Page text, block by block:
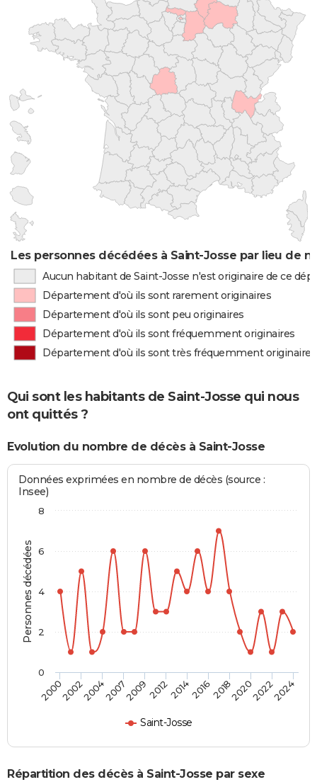
Les personnes décédées à Saint-Josse par lieu de
Aucun habitant de Saint-Josse n'est originaire de ce
Département d'où ils sont rarement originaires
Département d'où ils sont peu originaires
Département d'où ils sont fréquemment originaires
Département d'où ils sont très fréquemment originaires
Qui sont les habitants de Saint-Josse qui nous
ont quittés ?
Evolution du nombre de décès à Saint-Josse
Personnes décédées
Données exprimées en nombre de décès (source :
Insee)
Saint-Josse
200020022004200720092012201420162018202020222024
0
2
4
6
8
Répartition des décès à Saint-Josse par sexe